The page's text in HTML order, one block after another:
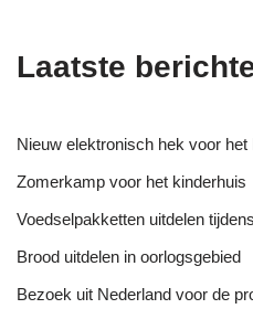
Laatste
Nieuw elektronisch hek voor het
Zomerkamp voor het kinderhuis
Voedselpakketten uitdelen
Brood uitdelen in oorlogsgebied
Bezoek uit Nederland voor de